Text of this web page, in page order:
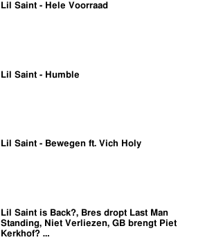
Lil Saint - Hele Voorraad
Lil Saint - Humble
Lil Saint - Bewegen ft. Vich Holy
Lil Saint is Back?, Bres dropt Last Man
Standing, Niet Verliezen, GB brengt Piet
Kerkhof? …